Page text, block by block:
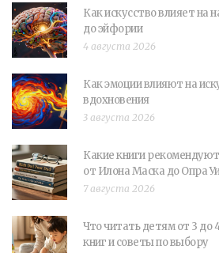
Как искусство влияет на
до эйфории
4 августа 2026
Как эмоции влияют на
вдохновения
3 августа 2026
Какие книги
от Илона Маска до Опра
7 августа 2026
Что читать детям от 3 до
книг и советы по выбору